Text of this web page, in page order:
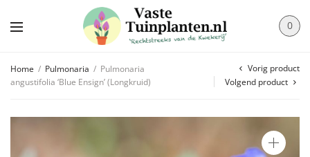
0
Home / Pulmonaria / Pulmonaria
angustifolia ‘Blue Ensign’ (Longkruid)
Vorig product
Volgend product